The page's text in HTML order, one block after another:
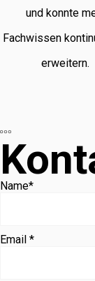
und konnte
Fachwissen
erweitern.
Name*
Email *